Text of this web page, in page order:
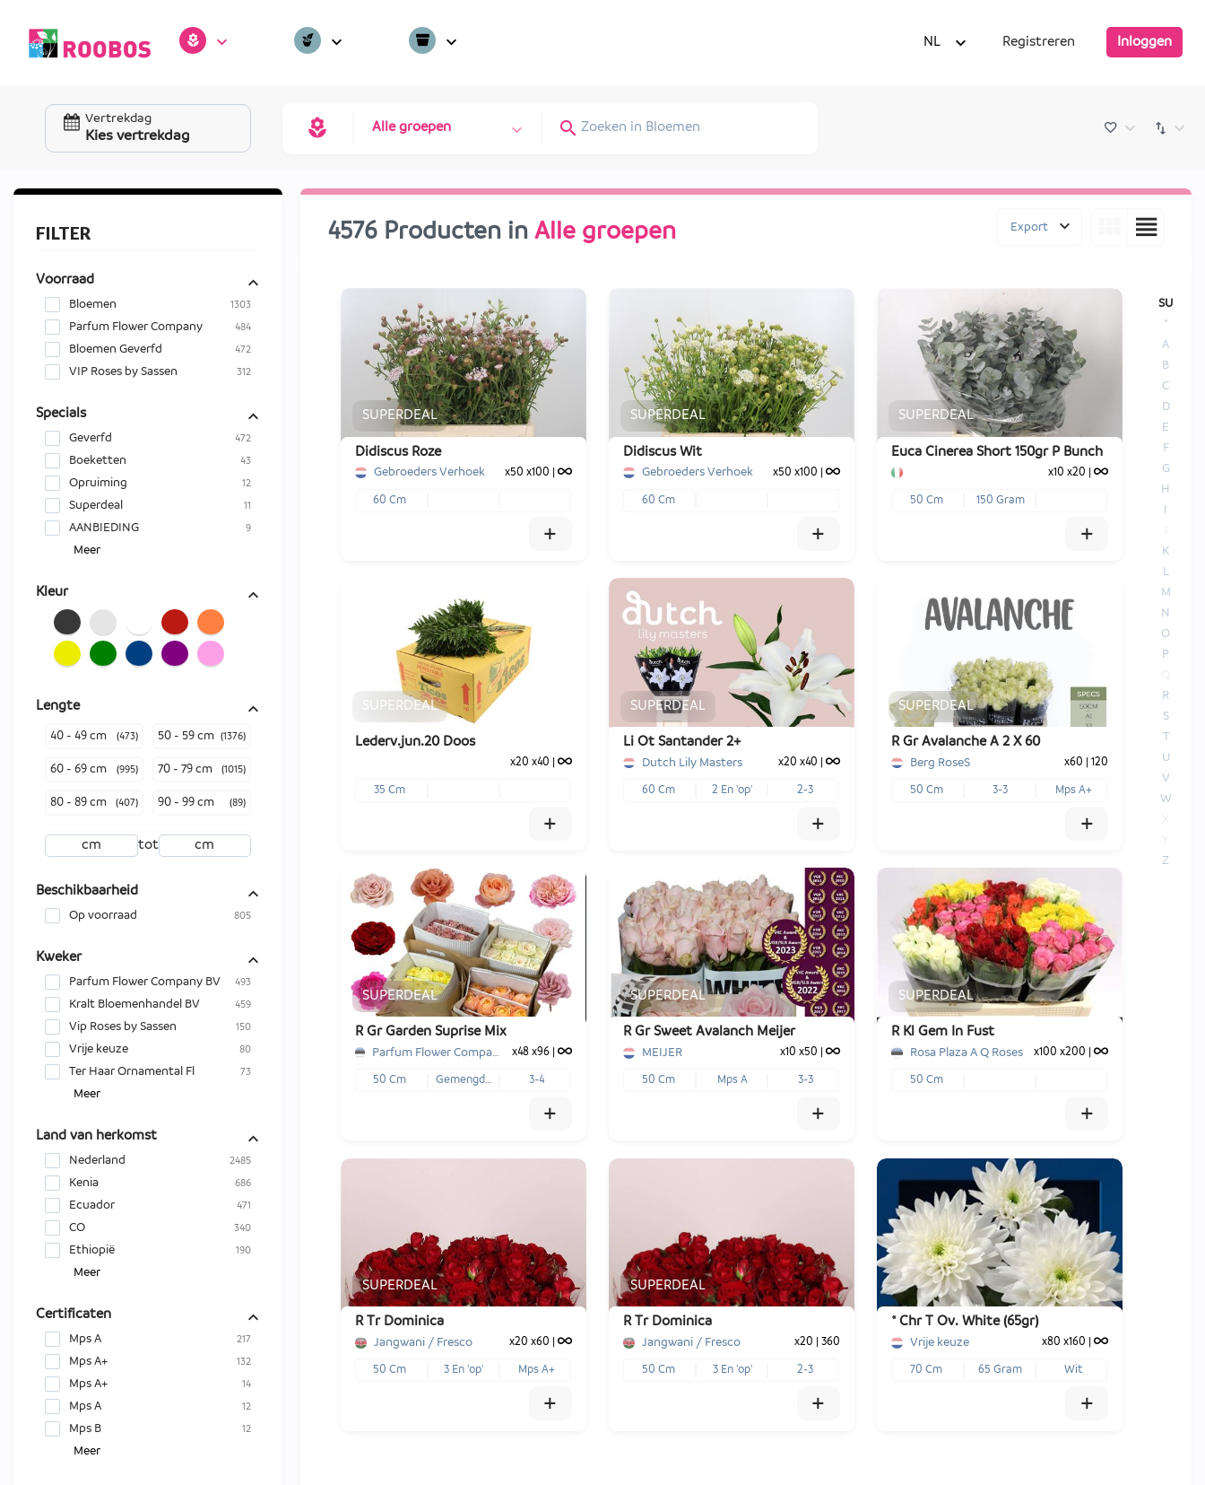
NL Registreren Inloggen
Vertrekdag
Kies vertrekdag
Alle groepen
FILTER
Voorraad
Bloemen 1303
Parfum Flower Company 484
Bloemen Geverfd 472
VIP Roses by Sassen 312
Specials
Geverfd 472
Boeketten 43
Opruiming 12
Superdeal 11
AANBIEDING 9
Meer
Kleur
Lengte
40 - 49 cm (473) 50 - 59 cm (1376)
60 - 69 cm (995) 70 - 79 cm (1015)
80 - 89 cm (407) 90 - 99 cm (89)
tot
Beschikbaarheid
Op voorraad 805
Kweker
Parfum Flower Company BV 493
Kralt Bloemenhandel BV 459
Vip Roses by Sassen 150
Vrije keuze 80
Ter Haar Ornamental Fl 73
Meer
Land van herkomst
Nederland 2485
Kenia 686
Ecuador 471
CO 340
Ethiopië 190
Meer
Certificaten
Mps A 217
Mps A+ 132
Mps A+ 14
Mps A 12
Mps B 12
Meer
4576 Producten in Alle groepen Export
SUPERDEAL
Didiscus Roze
Gebroeders Verhoek x50 x100
60 Cm
+
x100
€ -,--
+ Voeg toe
SUPERDEAL
Didiscus Wit
Gebroeders Verhoek x50 x100
60 Cm
+
x50
€ -,--
x100
€ -,--
- + Voeg toe
SUPERDEAL
Euca Cinerea Short 150gr P Bunch
x10 x20
50 Cm 150 Gram
+
€ -,--
- + Voeg toe
SUPERDEAL
Lederv.jun.20 Doos
x20 x40
35 Cm
+
x20
€ -,--
x40
€ -,--
- 1 + Voeg toe
SUPERDEAL
Li Ot Santander 2+
Dutch Lily Masters x20 x40
60 Cm 2 En 'op' 2-3
+
x20
€ -,--
x40
€ -,--
- 1 + Voeg toe
SUPERDEAL
R Gr Avalanche A 2 X 60
Berg RoseS x60 120
50 Cm 3-3 Mps A+
+
x60
€ -,--
- 1 + Voeg toe
SUPERDEAL
R Gr Garden Suprise Mix
Parfum Flower Company BV x48 x96
50 Cm Gemengd In Fust 3-4
+
x96
€ -,--
- 1 + Voeg toe
SUPERDEAL
R Gr Sweet Avalanch Meijer
MEIJER x10 x50
50 Cm Mps A 3-3
+
€ -,--
- 1 + Voeg toe
SUPERDEAL
R Kl Gem In Fust
Rosa Plaza A Q Roses x100 x200
50 Cm
+
x100
€ -,--
x200
€ -,--
- 1 + Voeg toe
SUPERDEAL
R Tr Dominica
Jangwani / Fresco x20 x60
50 Cm 3 En 'op' Mps A+
+
SUPERDEAL
R Tr Dominica
Jangwani / Fresco x20 360
50 Cm 3 En 'op' 2-3
+
* Chr T Ov. White (65gr)
Vrije keuze x80 x160
70 Cm 65 Gram Wit
+
SU
*
A
B
C
D
E
F
G
H
K
L
M
N
O
P
R
S
T
U
V
W
Z